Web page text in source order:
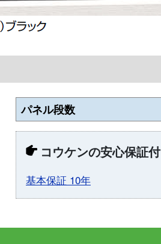
パネル段数
コウケンの安心保証
基本保証 10年